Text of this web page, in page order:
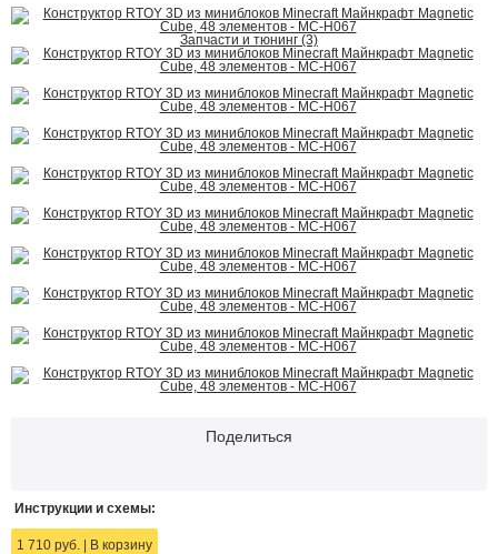
Запчасти и тюнинг (3)
Поделиться
Инструкции и схемы:
1 710 руб. В корзину